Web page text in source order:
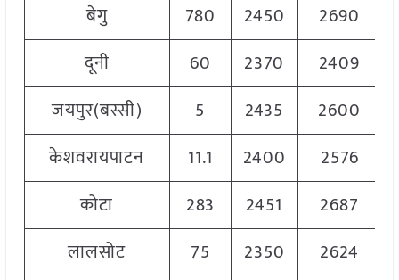
बेगु
780 2450 2690
दूनी
60 2370 2409
जयपुर(बस्सी)
5 2435 2600
केशवरायपाटन
11.1 2400 2576
कोटा
283 2451 2687
लालसोट
75 2350 2624